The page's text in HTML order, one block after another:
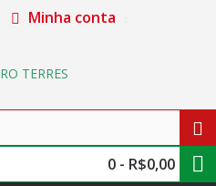
Minha conta
0 - R$0,00